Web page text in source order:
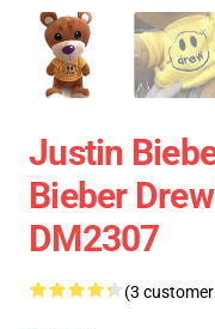
Justin
Bieber
DM2307
(3